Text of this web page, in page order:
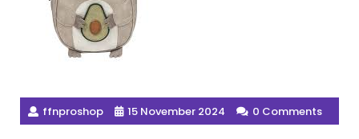
ffnproshop 15 November 2024 0 Comments